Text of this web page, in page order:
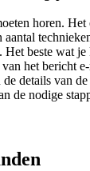
horen.
Het beste wat je
het bericht
de details van
de nodige